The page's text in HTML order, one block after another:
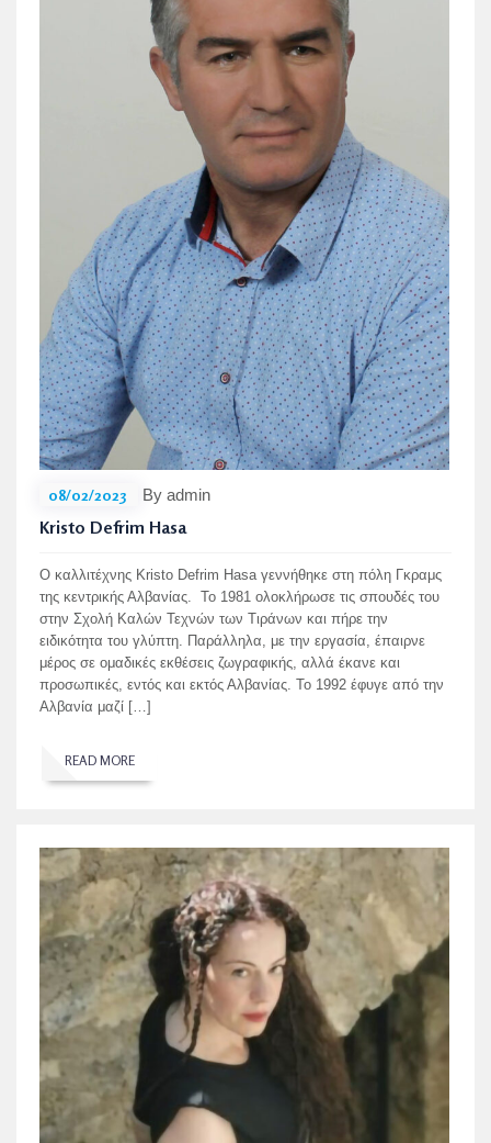
08/02/2023 By admin
Kristo Defrim Hasa
O καλλιτέχνης Kristo Defrim Hasa γεννήθηκε στη πόλη Γκραμς
της κεντρικής Αλβανίας. Το 1981 ολοκλήρωσε τις σπουδές του
στην Σχολή Καλών Τεχνών των Τιράνων και πήρε την
ειδικότητα του γλύπτη. Παράλληλα, με την εργασία, έπαιρνε
μέρος σε ομαδικές εκθέσεις ζωγραφικής, αλλά έκανε και
προσωπικές, εντός και εκτός Αλβανίας. Το 1992 έφυγε από την
Αλβανία μαζί […]
READ MORE